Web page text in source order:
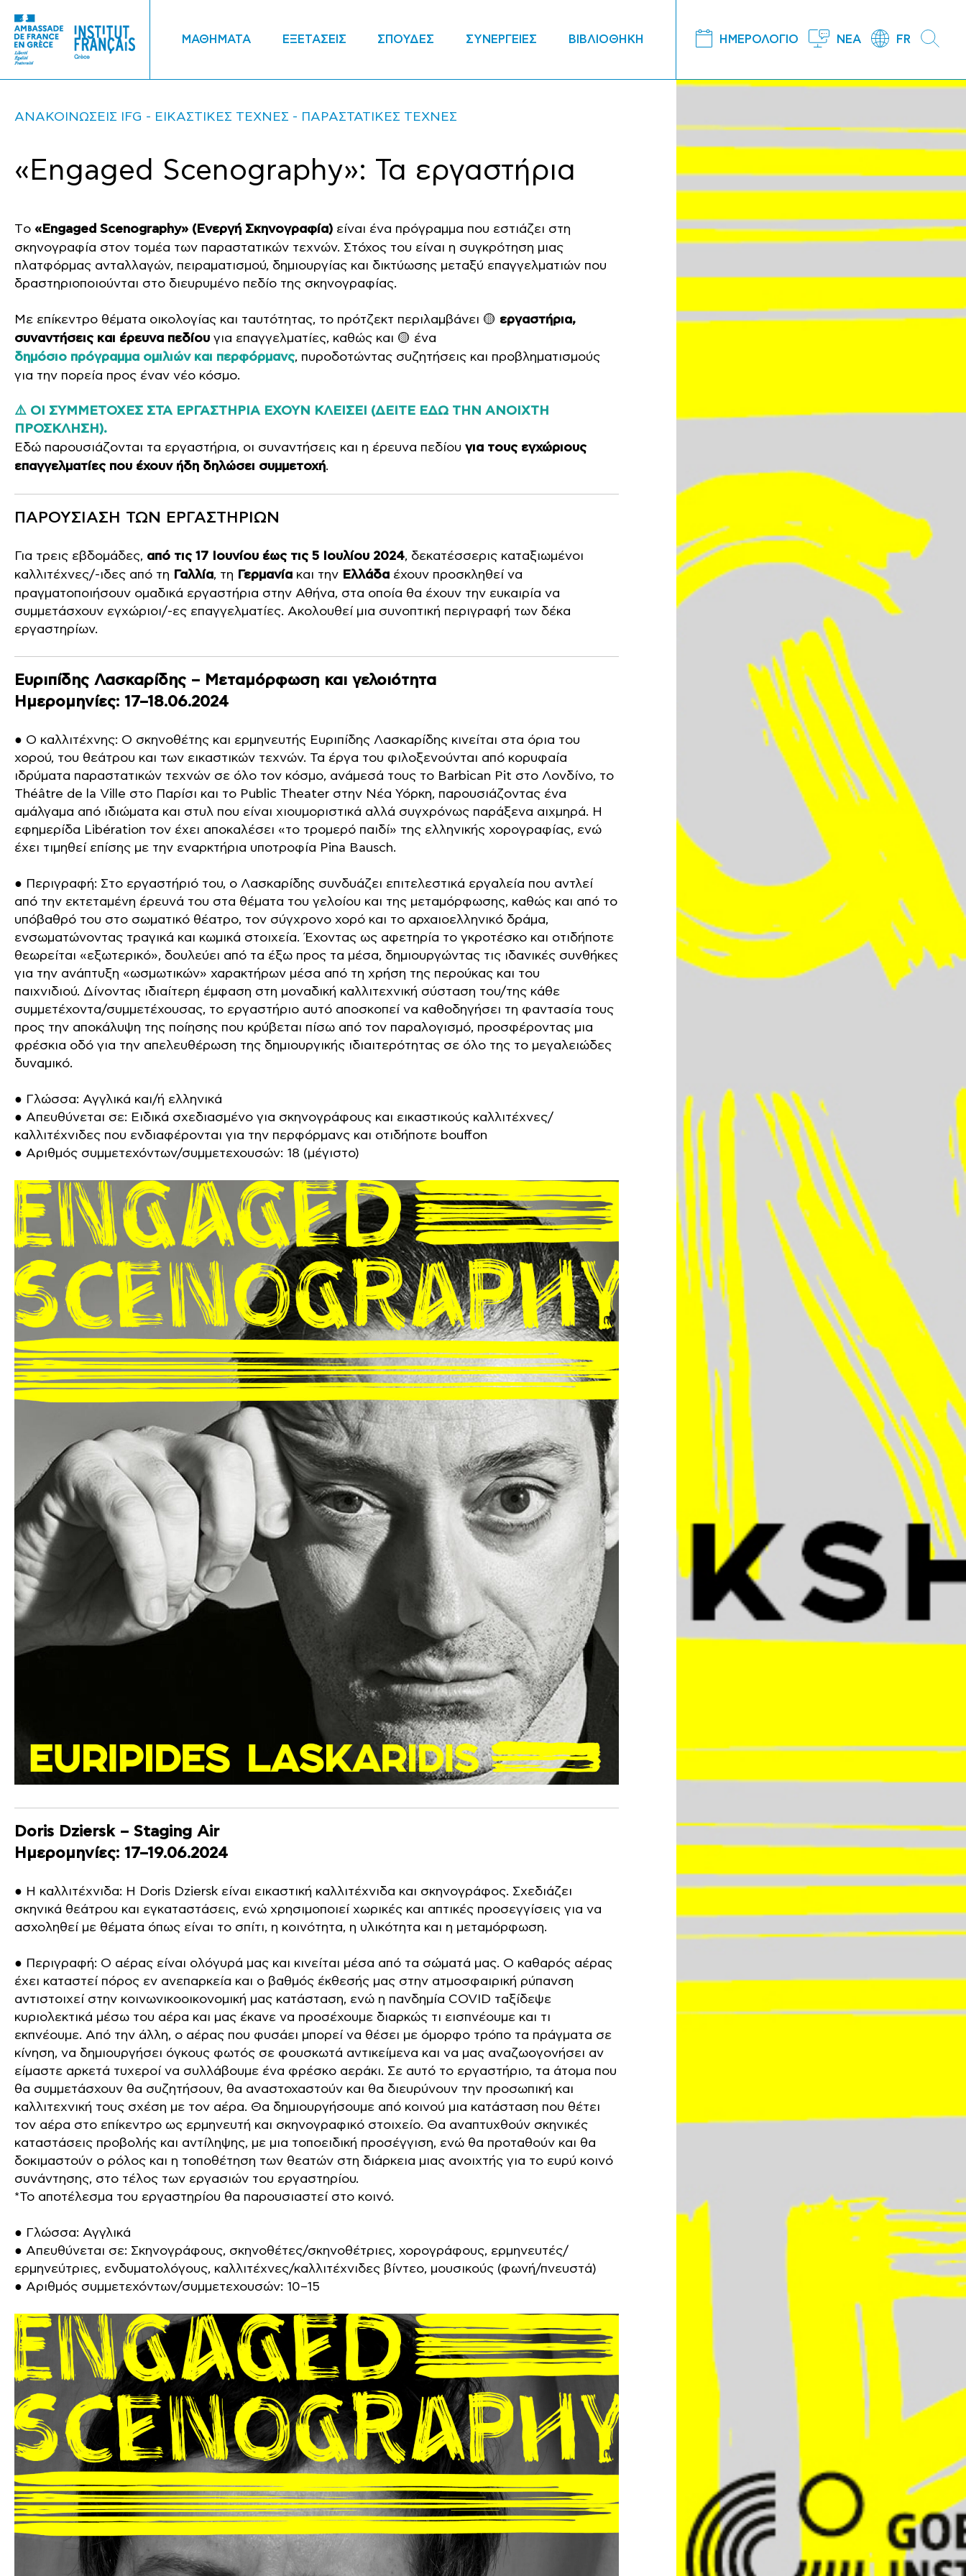
ΜΑΘΗΜΑΤΑ ΕΞΕΤΑΣΕΙΣ ΣΠΟΥΔΕΣ ΣΥΝΕΡΓΕΙΕΣ ΒΙΒΛΙΟΘΗΚΗ ΗΜΕΡΟΛΟΓΙΟ ΝΕΑ FR
ΑΝΑΚΟΙΝΩΣΕΙΣ IFG ΕΙΚΑΣΤΙΚΕΣ ΤΕΧΝΕΣ ΠΑΡΑΣΤΑΤΙΚΕΣ ΤΕΧΝΕΣ
«Engaged Scenography»: Τα εργαστήρια
Tο «Engaged Scenography» (Ενεργή Σκηνογραφία) είναι ένα πρόγραμμα που εστιάζει στη
σκηνογραφία στον τομέα των παραστατικών τεχνών. Στόχος του είναι η συγκρότηση μιας
πλατφόρμας ανταλλαγών, πειραματισμού, δημιουργίας και δικτύωσης μεταξύ επαγγελματιών που
δραστηριοποιούνται στο διευρυμένο πεδίο της σκηνογραφίας.
Με επίκεντρο θέματα οικολογίας και ταυτότητας, το πρότζεκτ περιλαμβάνει 🟡 εργαστήρια,
συναντήσεις και έρευνα πεδίου για επαγγελματίες, καθώς και 🟡 ένα
δημόσιο πρόγραμμα ομιλιών και περφόρμανς, πυροδοτώντας συζητήσεις και προβληματισμούς
για την πορεία προς έναν νέο κόσμο.
⚠️ ΟΙ ΣΥΜΜΕΤΟΧΕΣ ΣΤΑ ΕΡΓΑΣΤΗΡΙΑ ΕΧΟΥΝ ΚΛΕΙΣΕΙ (ΔΕΙΤΕ ΕΔΩ ΤΗΝ ΑΝΟΙΧΤΗ
ΠΡΟΣΚΛΗΣΗ).
Εδώ παρουσιάζονται τα εργαστήρια, οι συναντήσεις και η έρευνα πεδίου για τους εγχώριους
επαγγελματίες που έχουν ήδη δηλώσει συμμετοχή.
ΠΑΡΟΥΣΙΑΣΗ ΤΩΝ ΕΡΓΑΣΤΗΡΙΩΝ
Για τρεις εβδομάδες, από τις 17 Ιουνίου έως τις 5 Ιουλίου 2024, δεκατέσσερις καταξιωμένοι
καλλιτέχνες/-ιδες από τη Γαλλία, τη Γερμανία και την Ελλάδα έχουν προσκληθεί να
πραγματοποιήσουν ομαδικά εργαστήρια στην Αθήνα, στα οποία θα έχουν την ευκαιρία να
συμμετάσχουν εγχώριοι/-ες επαγγελματίες. Ακολουθεί μια συνοπτική περιγραφή των δέκα
εργαστηρίων.
Ευριπίδης Λασκαρίδης – Μεταμόρφωση και γελοιότητα
Ημερομηνίες: 17–18.06.2024
● Ο καλλιτέχνης: Ο σκηνοθέτης και ερμηνευτής Ευριπίδης Λασκαρίδης κινείται στα όρια του
χορού, του θεάτρου και των εικαστικών τεχνών. Τα έργα του φιλοξενούνται από κορυφαία
ιδρύματα παραστατικών τεχνών σε όλο τον κόσμο, ανάμεσά τους το Barbican Pit στο Λονδίνο, το
Théâtre de la Ville στο Παρίσι και το Public Theater στην Νέα Υόρκη, παρουσιάζοντας ένα
αμάλγαμα από ιδιώματα και στυλ που είναι χιουμοριστικά αλλά συγχρόνως παράξενα αιχμηρά. Η
εφημερίδα Libération τον έχει αποκαλέσει «το τρομερό παιδί» της ελληνικής χορογραφίας, ενώ
έχει τιμηθεί επίσης με την εναρκτήρια υποτροφία Pina Bausch.
● Περιγραφή: Στο εργαστήριό του, ο Λασκαρίδης συνδυάζει επιτελεστικά εργαλεία που αντλεί
από την εκτεταμένη έρευνά του στα θέματα του γελοίου και της μεταμόρφωσης, καθώς και από το
υπόβαθρό του στο σωματικό θέατρο, τον σύγχρονο χορό και το αρχαιοελληνικό δράμα,
ενσωματώνοντας τραγικά και κωμικά στοιχεία. Έχοντας ως αφετηρία το γκροτέσκο και οτιδήποτε
θεωρείται «εξωτερικό», δουλεύει από τα έξω προς τα μέσα, δημιουργώντας τις ιδανικές συνθήκες
για την ανάπτυξη «ωσμωτικών» χαρακτήρων μέσα από τη χρήση της περούκας και του
παιχνιδιού. Δίνοντας ιδιαίτερη έμφαση στη μοναδική καλλιτεχνική σύσταση του/της κάθε
συμμετέχοντα/συμμετέχουσας, το εργαστήριο αυτό αποσκοπεί να καθοδηγήσει τη φαντασία τους
προς την αποκάλυψη της ποίησης που κρύβεται πίσω από τον παραλογισμό, προσφέροντας μια
φρέσκια οδό για την απελευθέρωση της δημιουργικής ιδιαιτερότητας σε όλο της το μεγαλειώδες
δυναμικό.
● Γλώσσα: Αγγλικά και/ή ελληνικά
● Απευθύνεται σε: Ειδικά σχεδιασμένο για σκηνογράφους και εικαστικούς καλλιτέχνες/
καλλιτέχνιδες που ενδιαφέρονται για την περφόρμανς και οτιδήποτε bouffon
● Αριθμός συμμετεχόντων/συμμετεχουσών: 18 (μέγιστο)
Doris Dziersk – Staging Air
Ημερομηνίες: 17–19.06.2024
● Η καλλιτέχνιδα: Η Doris Dziersk είναι εικαστική καλλιτέχνιδα και σκηνογράφος. Σχεδιάζει
σκηνικά θεάτρου και εγκαταστάσεις, ενώ χρησιμοποιεί χωρικές και απτικές προσεγγίσεις για να
ασχοληθεί με θέματα όπως είναι το σπίτι, η κοινότητα, η υλικότητα και η μεταμόρφωση.
● Περιγραφή: Ο αέρας είναι ολόγυρά μας και κινείται μέσα από τα σώματά μας. Ο καθαρός αέρας
έχει καταστεί πόρος εν ανεπαρκεία και ο βαθμός έκθεσής μας στην ατμοσφαιρική ρύπανση
αντιστοιχεί στην κοινωνικοοικονομική μας κατάσταση, ενώ η πανδημία COVID ταξίδεψε
κυριολεκτικά μέσω του αέρα και μας έκανε να προσέχουμε διαρκώς τι εισπνέουμε και τι
εκπνέουμε. Από την άλλη, ο αέρας που φυσάει μπορεί να θέσει με όμορφο τρόπο τα πράγματα σε
κίνηση, να δημιουργήσει όγκους φωτός σε φουσκωτά αντικείμενα και να μας αναζωογονήσει αν
είμαστε αρκετά τυχεροί να συλλάβουμε ένα φρέσκο αεράκι. Σε αυτό το εργαστήριο, τα άτομα που
θα συμμετάσχουν θα συζητήσουν, θα αναστοχαστούν και θα διευρύνουν την προσωπική και
καλλιτεχνική τους σχέση με τον αέρα. Θα δημιουργήσουμε από κοινού μια κατάσταση που θέτει
τον αέρα στο επίκεντρο ως ερμηνευτή και σκηνογραφικό στοιχείο. Θα αναπτυχθούν σκηνικές
καταστάσεις προβολής και αντίληψης, με μια τοποειδική προσέγγιση, ενώ θα προταθούν και θα
δοκιμαστούν ο ρόλος και η τοποθέτηση των θεατών στη διάρκεια μιας ανοιχτής για το ευρύ κοινό
συνάντησης, στο τέλος των εργασιών του εργαστηρίου.
*Το αποτέλεσμα του εργαστηρίου θα παρουσιαστεί στο κοινό.
● Γλώσσα: Αγγλικά
● Απευθύνεται σε: Σκηνογράφους, σκηνοθέτες/σκηνοθέτριες, χορογράφους, ερμηνευτές/
ερμηνεύτριες, ενδυματολόγους, καλλιτέχνες/καλλιτέχνιδες βίντεο, μουσικούς (φωνή/πνευστά)
● Αριθμός συμμετεχόντων/συμμετεχουσών: 10–15